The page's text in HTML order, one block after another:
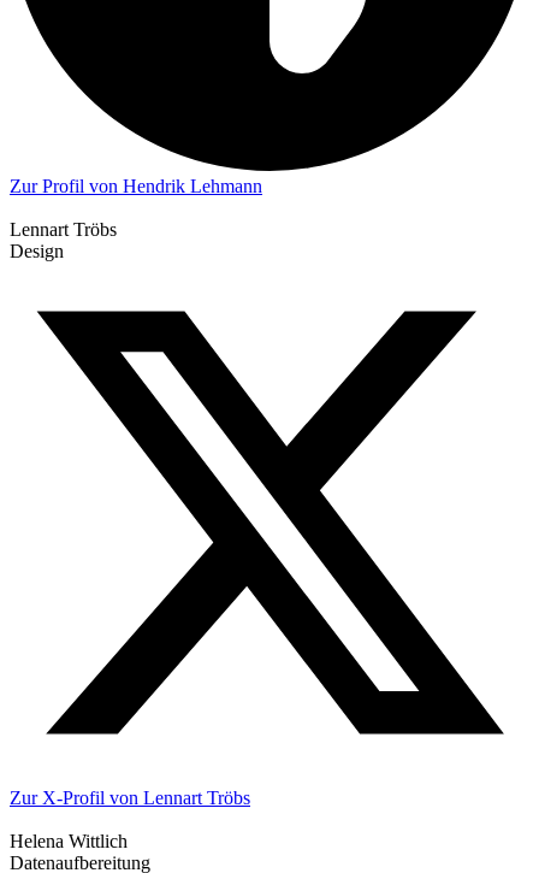
Zur Profil von Hendrik Lehmann
Lennart Tröbs
Design
Zur X-Profil von Lennart Tröbs
Helena Wittlich
Datenaufbereitung